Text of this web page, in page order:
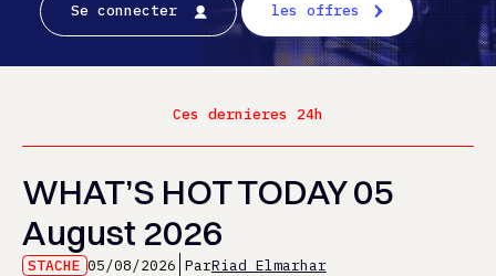
Se connecter les offres
Ces dernieres 24h
WHAT’S HOT TODAY 05
August 2026
STACHE 05/08/2026 ParRiad Elmarhar